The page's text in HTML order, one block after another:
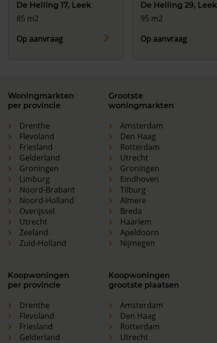
De Helling 17, Leek
85 m2
Op aanvraag
De Helling 29, Leek
95 m2
Op aanvraag
Woningmarkten
per provincie
Drenthe
Flevoland
Friesland
Gelderland
Groningen
Limburg
Noord-Brabant
Noord-Holland
Overijssel
Utrecht
Zeeland
Zuid-Holland
Grootste
woningmarkten
Amsterdam
Den Haag
Rotterdam
Utrecht
Groningen
Eindhoven
Tilburg
Almere
Breda
Haarlem
Apeldoorn
Nijmegen
Koopwoningen
per provincie
Drenthe
Flevoland
Friesland
Gelderland
Koopwoningen
grootste plaatsen
Amsterdam
Den Haag
Rotterdam
Utrecht